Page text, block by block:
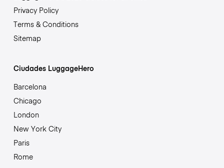
Privacy Policy
Terms & Conditions
Sitemap
Ciudades LuggageHero
Barcelona
Chicago
London
New York City
Paris
Rome